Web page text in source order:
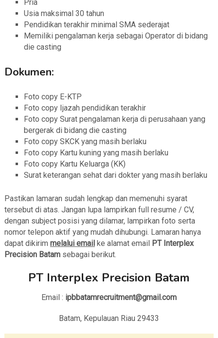
Pria
Usia maksimal 30 tahun
Pendidikan terakhir minimal SMA sederajat
Memiliki pengalaman kerja sebagai Operator di bidang
die casting
Dokumen:
Foto copy E-KTP
Foto copy Ijazah pendidikan terakhir
Foto copy Surat pengalaman kerja di perusahaan yang
bergerak di bidang die casting
Foto copy SKCK yang masih berlaku
Foto copy Kartu kuning yang masih berlaku
Foto copy Kartu Keluarga (KK)
Surat keterangan sehat dari dokter yang masih berlaku
Pastikan lamaran sudah lengkap dan memenuhi syarat
tersebut di atas. Jangan lupa lampirkan full resume / CV,
dengan subject posisi yang dilamar, lampirkan foto serta
nomor telepon aktif yang mudah dihubungi. Lamaran hanya
dapat dikirim melalui email ke alamat email PT Interplex
Precision Batam sebagai berikut.
PT Interplex Precision Batam
Email : ipbbatamrecruitment@gmail.com
Batam, Kepulauan Riau 29433